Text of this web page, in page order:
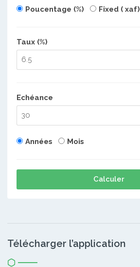
Poucentage (%) Fixed ( xaf)
Taux (%)
Echéance
Années Mois
Calculer
Télécharger l’application